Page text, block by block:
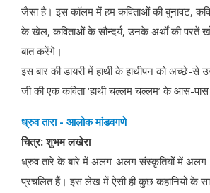
जैसा है। इस कॉलम में हम कविताओं की बुनावट,
के खेल, कविताओं के सौन्दर्य, उनके अर्थों की परतें
बात करेंगे।
इस बार की डायरी में हाथी के हाथीपन को अच्छे-से
जी की एक कविता ‘हाथी चल्लम चल्लम’ के आस-पास
ध्रुव तारा - आलोक मांडवगणे
चित्र: शुभम लखेरा
ध्रुव तारे के बारे में अलग-अलग संस्कृतियों में
प्रचलित हैं। इस लेख में ऐसी ही कुछ कहानियों के